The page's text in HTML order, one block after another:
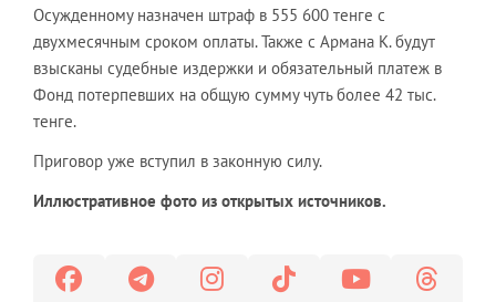
Осужденному назначен штраф в 555 600 тенге с
двухмесячным сроком оплаты. Также с Армана К. будут
взысканы судебные издержки и обязательный платеж в
Фонд потерпевших на общую сумму чуть более 42 тыс.
тенге.
Приговор уже вступил в законную силу.
Иллюстративное фото из открытых источников.